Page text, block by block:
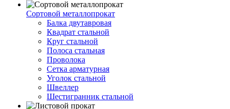
Сортовой металлопрокат
Балка двутавровая
Квадрат стальной
Круг стальной
Полоса стальная
Проволока
Сетка арматурная
Уголок стальной
Швеллер
Шестигранник стальной